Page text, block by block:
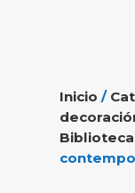
Inicio /